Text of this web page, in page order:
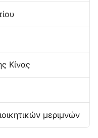
Κίνας
μεριμνών